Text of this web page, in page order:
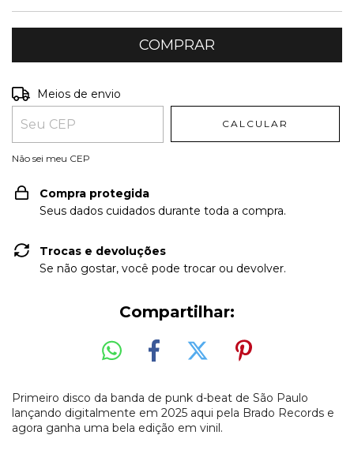
Entregas para o CEP:
Meios de envio
CALCULAR
Não sei meu CEP
Compra protegida
Seus dados cuidados durante toda a compra.
Trocas e devoluções
Se não gostar, você pode trocar ou devolver.
Compartilhar:
Primeiro disco da banda de punk d-beat de São Paulo
lançando digitalmente em 2025 aqui pela Brado Records e
agora ganha uma bela edição em vinil.